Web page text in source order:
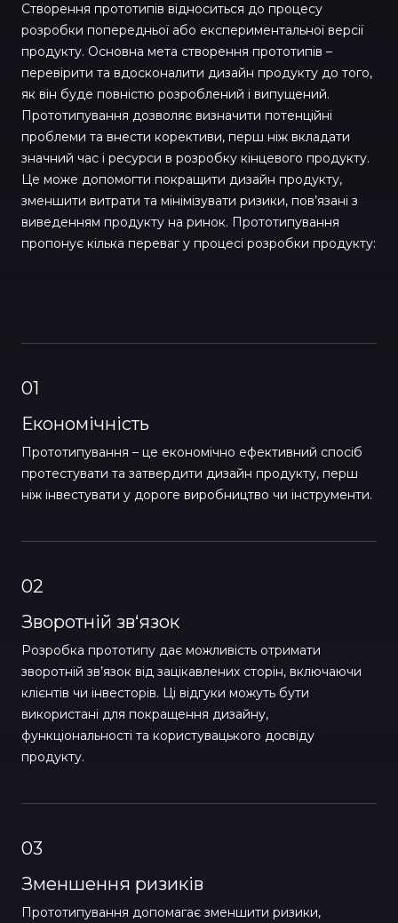
Створення прототипів відноситься до процесу
розробки попередньої або експериментальної версії
продукту. Основна мета створення прототипів –
перевірити та вдосконалити дизайн продукту до того,
як він буде повністю розроблений і випущений.
Прототипування дозволяє визначити потенційні
проблеми та внести корективи, перш ніж вкладати
значний час і ресурси в розробку кінцевого продукту.
Це може допомогти покращити дизайн продукту,
зменшити витрати та мінімізувати ризики, пов’язані з
виведенням продукту на ринок. Прототипування
пропонує кілька переваг у процесі розробки продукту:
01
Економічність
Прототипування – це економічно ефективний спосіб
протестувати та затвердити дизайн продукту, перш
ніж інвестувати у дороге виробництво чи інструменти.
02
Зворотній зв‘язок
Розробка прототипу дає можливість отримати
зворотній зв’язок від зацікавлених сторін, включаючи
клієнтів чи інвесторів. Ці відгуки можуть бути
використані для покращення дизайну,
функціональності та користувацького досвіду
продукту.
03
Зменшення ризиків
Прототипування допомагає зменшити ризики,